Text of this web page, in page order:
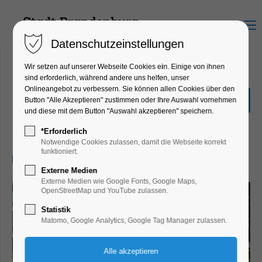
Menu
Fotoausstellung Destroying
Cultural Heritage
Ausstellung
Datenschutzeinstellungen
Wir setzen auf unserer Webseite Cookies ein. Einige von ihnen
sind erforderlich, während andere uns helfen, unser
Onlineangebot zu verbessern. Sie können allen Cookies über den
Button "Alle Akzeptieren" zustimmen oder Ihre Auswahl vornehmen
und diese mit dem Button "Auswahl akzeptieren" speichern.
*Erforderlich
Notwendige Cookies zulassen, damit die Webseite korrekt
funktioniert.
Externe Medien
Externe Medien wie Google Fonts, Google Maps,
OpenStreetMap und YouTube zulassen.
Statistik
Matomo, Google Analytics, Google Tag Manager zulassen.